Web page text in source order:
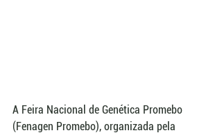
A Feira Nacional de Genética Promebo
(Fenagen Promebo), organizada pela